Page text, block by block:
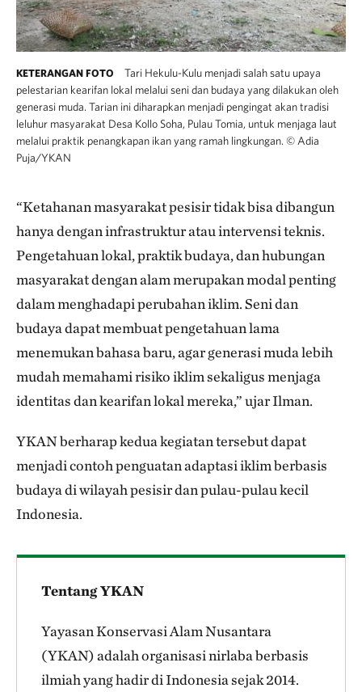
KETERANGAN FOTO
Tari Hekulu-Kulu menjadi salah satu upaya
pelestarian kearifan lokal melalui seni dan budaya yang dilakukan oleh
generasi muda. Tarian ini diharapkan menjadi pengingat akan tradisi
leluhur masyarakat Desa Kollo Soha, Pulau Tomia, untuk menjaga laut
melalui praktik penangkapan ikan yang ramah lingkungan. © Adia
Puja/YKAN
“Ketahanan masyarakat pesisir tidak bisa dibangun
hanya dengan infrastruktur atau intervensi teknis.
Pengetahuan lokal, praktik budaya, dan hubungan
masyarakat dengan alam merupakan modal penting
dalam menghadapi perubahan iklim. Seni dan
budaya dapat membuat pengetahuan lama
menemukan bahasa baru, agar generasi muda lebih
mudah memahami risiko iklim sekaligus menjaga
identitas dan kearifan lokal mereka,” ujar Ilman.
YKAN berharap kedua kegiatan tersebut dapat
menjadi contoh penguatan adaptasi iklim berbasis
budaya di wilayah pesisir dan pulau-pulau kecil
Indonesia.
Tentang YKAN
Yayasan Konservasi Alam Nusantara
(YKAN) adalah organisasi nirlaba berbasis
ilmiah yang hadir di Indonesia sejak 2014.